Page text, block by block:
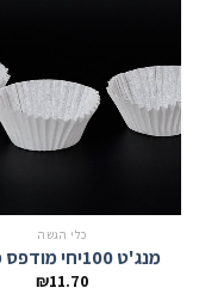
כלי הגשה
מנג'ט 100יחי מודפס מס 3
₪11.70